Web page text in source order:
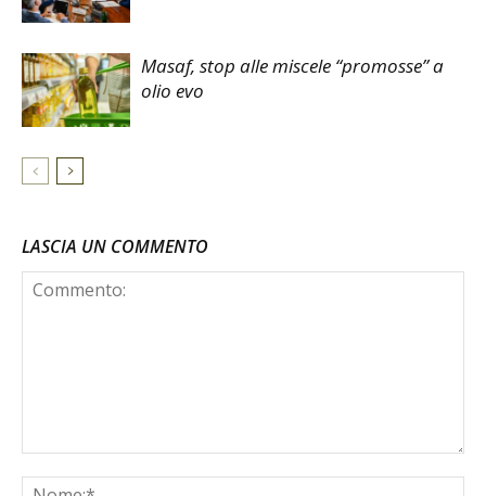
Masaf, stop alle miscele “promosse” a
olio evo
LASCIA UN COMMENTO